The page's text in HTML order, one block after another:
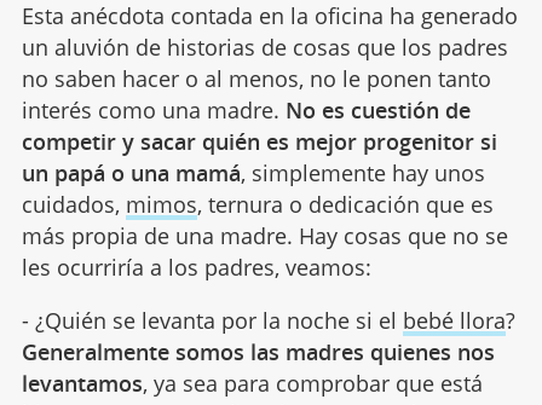
Esta anécdota contada en la oficina ha generado
un aluvión de historias de cosas que los padres
no saben hacer o al menos, no le ponen tanto
interés como una madre. No es cuestión de
competir y sacar quién es mejor progenitor si
un papá o una mamá, simplemente hay unos
cuidados, mimos, ternura o dedicación que es
más propia de una madre. Hay cosas que no se
les ocurriría a los padres, veamos:
- ¿Quién se levanta por la noche si el bebé llora?
Generalmente somos las madres quienes nos
levantamos, ya sea para comprobar que está